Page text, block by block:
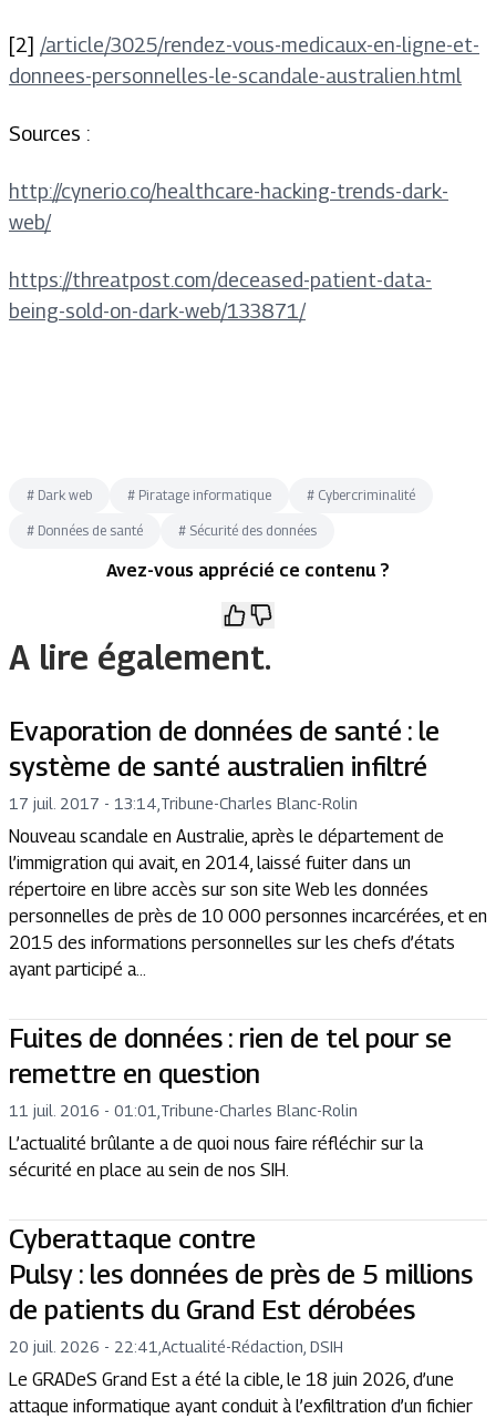
[2] /article/3025/rendez-vous-medicaux-en-ligne-et-
donnees-personnelles-le-scandale-australien.html
Sources :
http://cynerio.co/healthcare-hacking-trends-dark-
web/
https://threatpost.com/deceased-patient-data-
being-sold-on-dark-web/133871/
# Dark web # Piratage informatique # Cybercriminalité
# Données de santé # Sécurité des données
Avez-vous apprécié ce contenu ?
A lire également.
Evaporation de données de santé : le
système de santé australien infiltré
17 juil. 2017 - 13:14 Tribune-Charles Blanc-Rolin
Nouveau scandale en Australie, après le département de
l’immigration qui avait, en 2014, laissé fuiter dans un
répertoire en libre accès sur son site Web les données
personnelles de près de 10 000 personnes incarcérées, et en
2015 des informations personnelles sur les chefs d’états
ayant participé a...
Fuites de données : rien de tel pour se
remettre en question
11 juil. 2016 - 01:01 Tribune-Charles Blanc-Rolin
L’actualité brûlante a de quoi nous faire réfléchir sur la
sécurité en place au sein de nos SIH.
Cyberattaque contre
Pulsy : les données de près de 5 millions
de patients du Grand Est dérobées
20 juil. 2026 - 22:41 Actualité-Rédaction, DSIH
Le GRADeS Grand Est a été la cible, le 18 juin 2026, d’une
attaque informatique ayant conduit à l’exfiltration d’un fichier